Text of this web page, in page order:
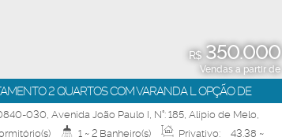
R$350.000
Vendas a partir de
2 QUARTOS COM VARANDA L OPÇÃO DE
ALÍPIO DE MELO BH L VILLA FIORI
030, Avenida João Paulo I, N°:185, Alípio de Melo,
Minas Gerais
1 ~ 2 Banheiro(s) Privativo: 43.38 ~